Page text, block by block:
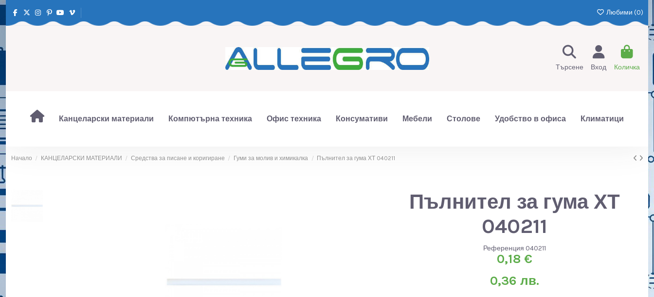
Любими (0)
Търсене Вход Количка
Канцеларски материали Компютърна техника Офис техника Консумативи Мебели Столове Удобство в офиса Климатици
Начало КАНЦЕЛАРСКИ МАТЕРИАЛИ Средства за писане и коригиране Гуми за молив и химикалка Пълнител за гума ХТ 040211
Пълнител за гума ХТ
040211
Референция 040211
0,18 €
0,36 лв.